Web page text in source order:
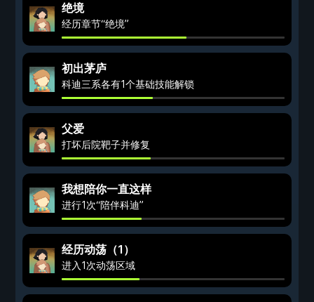
绝境
经历章节“绝境”
初出茅庐
科迪三系各有1个基础技能解锁
父爱
打坏后院靶子并修复
我想陪你一直这样
进行1次“陪伴科迪”
经历动荡（1）
进入1次动荡区域